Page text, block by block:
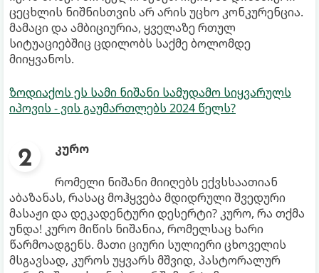
ცეცხლის ნიშნისთვის არ არის უცხო კონკურენცია.
მამაცი და ამბიციურია, ყველაზე რთულ
სიტუაციებშიც ცდილობს საქმე ბოლომდე
მიიყვანოს.
ზოდიაქოს ეს სამი ნიშანი სამუდამო სიყვარულს
იპოვის - ვის გაუმართლებს 2024 წელს?
კურო
რომელი ნიშანი მიიღებს ექვსსაათიან
აბაზანას, რასაც მოჰყვება მდიდრული შვედური
მასაჟი და დეკადენტური დესერტი? კურო, რა თქმა
უნდა! კურო მიწის ნიშანია, რომელსაც ხარი
წარმოადგენს. მათი ციური სულიერი ცხოველის
მსგავსად, კუროს უყვარს მშვიდ, პასტორალურ